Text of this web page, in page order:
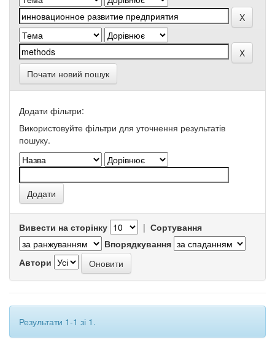
Почати новий пошук
Додати фільтри:
Використовуйте фільтри для уточнення результатів
пошуку.
Вивести на сторінку | Сортування
Впорядкування
Автори
Результати 1-1 зі 1.